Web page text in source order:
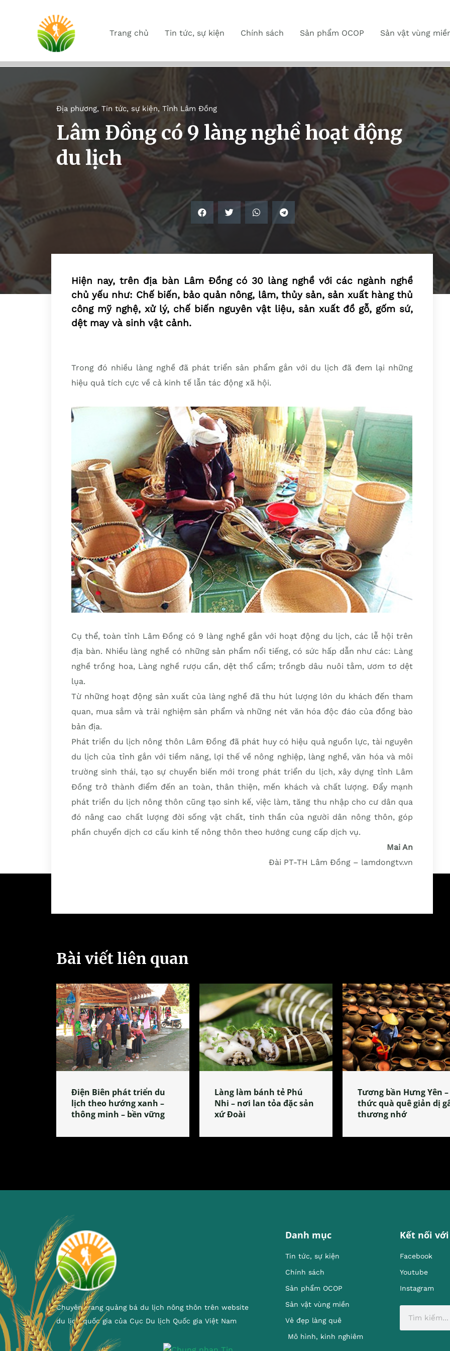
Trang chủ Tin tức, sự kiện Chính sách Sản phẩm OCOP Sản vật vùng
Địa phương, Tin tức, sự kiện, Tỉnh Lâm Đồng
Lâm Đồng có 9 làng nghề hoạt động
du lịch
Hiện nay, trên địa bàn Lâm Đồng có 30 làng nghề với các ngành nghề
chủ yếu như: Chế biến, bảo quản nông, lâm, thủy sản, sản xuất hàng thủ
công mỹ nghệ, xử lý, chế biến nguyên vật liệu, sản xuất đồ gỗ, gốm sứ,
dệt may và sinh vật cảnh.
Trong đó nhiều làng nghề đã phát triển sản phẩm gắn với du lịch đã đem lại những
hiệu quả tích cực về cả kinh tế lẫn tác động xã hội.
Cụ thể, toàn tỉnh Lâm Đồng có 9 làng nghề gắn với hoạt động du lịch, các lễ hội trên
địa bàn. Nhiều làng nghề có những sản phẩm nổi tiếng, có sức hấp dẫn như các: Làng
nghề trồng hoa, Làng nghề rượu cần, dệt thổ cẩm; trồngb dâu nuôi tằm, ươm tơ dệt
lụa.
Từ những hoạt động sản xuất của làng nghề đã thu hút lượng lớn du khách đến tham
quan, mua sắm và trải nghiệm sản phẩm và những nét văn hóa độc đáo của đồng bào
bản địa.
Phát triển du lịch nông thôn Lâm Đồng đã phát huy có hiệu quả nguồn lực, tài nguyên
du lịch của tỉnh gắn với tiềm năng, lợi thế về nông nghiệp, làng nghề, văn hóa và môi
trường sinh thái, tạo sự chuyển biến mới trong phát triển du lịch, xây dựng tỉnh Lâm
Đồng trở thành điểm đến an toàn, thân thiện, mến khách và chất lượng. Đẩy mạnh
phát triển du lịch nông thôn cũng tạo sinh kế, việc làm, tăng thu nhập cho cư dân qua
đó nâng cao chất lượng đời sống vật chất, tinh thần của người dân nông thôn, góp
phần chuyển dịch cơ cấu kinh tế nông thôn theo hướng cung cấp dịch vụ.
Mai An
Đài PT-TH Lâm Đồng – lamdongtv.vn
Bài viết liên quan
Điện Biên phát triển du
lịch theo hướng xanh –
thông minh – bền vững
Làng làm bánh tẻ Phú
Nhi – nơi lan tỏa đặc sản
xứ Đoài
Tương bần Hưng Yên –
thức quà quê giản dị
thương nhớ
Chuyên trang quảng bá du lịch nông thôn trên website
du lịch quốc gia của Cục Du lịch Quốc gia Việt Nam
Danh mục
Tin tức, sự kiện
Chính sách
Sản phẩm OCOP
Sản vật vùng miền
Vẻ đẹp làng quê
Mô hình, kinh nghiêm
Kết nối
Facebook
Youtube
Instagram